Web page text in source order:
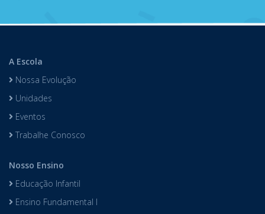
A Escola
Nossa Evolução
Unidades
Eventos
Trabalhe Conosco
Nosso Ensino
Educação Infantil
Ensino Fundamental I